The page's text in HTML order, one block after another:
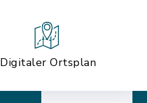
Digitaler Ortsplan